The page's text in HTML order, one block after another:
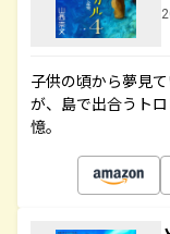
子供の頃から夢見
が、島で出合うト
憶。